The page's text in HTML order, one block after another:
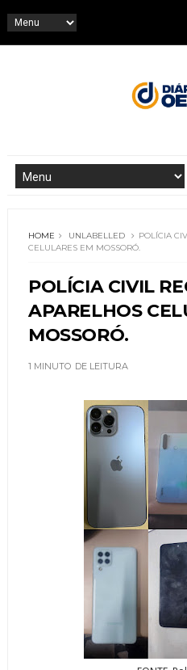
HOME UNLABELLED
POLÍCIA
CELULARES EM MOSSORÓ.
POLÍCIA CIVIL
APARELHOS
MOSSORÓ.
1 MINUTO DE LEITURA